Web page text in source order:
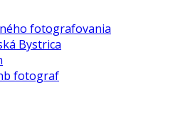
fotografovania
Bystrica
fotograf